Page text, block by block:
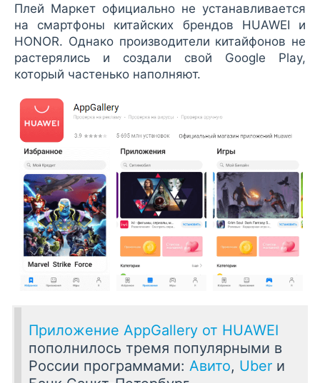
Плей Маркет официально не устанавливается
на смартфоны китайских брендов HUAWEI и
HONOR. Однако производители китайфонов не
растерялись и создали свой Google Play,
который частенько наполняют.
Приложение AppGallery от HUAWEI
пополнилось тремя популярными в
России программами: Авито, Uber и